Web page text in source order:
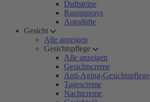
Duftsteine
Raumsprays
Autodüfte
Gesicht
Alle anzeigen
Gesichtspflege
Alle anzeigen
Gesichtscreme
Anti-Aging-Gesichtspflege
Tagescreme
Nachtcreme